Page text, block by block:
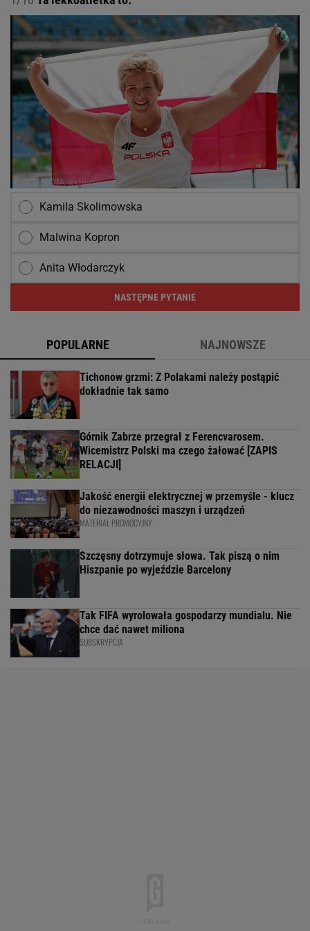
Kamila Skolimowska
Malwina Kopron
Anita Włodarczyk
NASTĘPNE PYTANIE
POPULARNE NAJNOWSZE
Tichonow grzmi: Z Polakami należy postąpić
dokładnie tak samo
Górnik Zabrze przegrał z Ferencvarosem.
Wicemistrz Polski ma czego żałować [ZAPIS
RELACJI]
Jakość energii elektrycznej w przemyśle - klucz
do niezawodności maszyn i urządzeń
MATERIAŁ PROMOCYJNY
Szczęsny dotrzymuje słowa. Tak piszą o nim
Hiszpanie po wyjeździe Barcelony
Tak FIFA wyrolowała gospodarzy mundialu. Nie
chce dać nawet miliona
SUBSKRYPCJA